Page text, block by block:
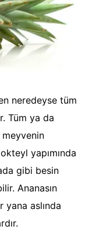
neredeyse tüm
Tüm ya da
yapımında
gibi besin
Ananasın
yana aslında